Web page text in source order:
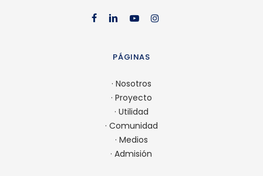
facebook
linkedin
youtube
PÁGINAS
· Nosotros
· Proyecto
· Utilidad
· Comunidad
· Medios
·Admisión